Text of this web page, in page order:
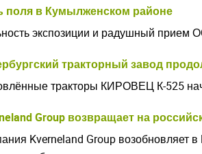
поля в Кумылженском районе
экспозиции и радушный прием
тракторный завод
тракторы КИРОВЕЦ К-525
Group возвращает на
Kverneland Group возобновляет